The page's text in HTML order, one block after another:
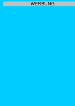
WERBUNG